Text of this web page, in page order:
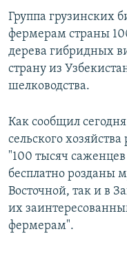
поискуАРМЕНИЯ
АЗЕРБАЙДЖАН
ПОЛИТИКА
ЭКОНОМИКА
ОБЩЕСТВО
КУЛЬТУРА
СПОРТ
МИР
РУБРИКИ
НЕКРУГЛЫЙ СТОЛ
ГОСТЬ НЕДЕЛИ
ПОЗИЦИЯ
БЛОГИ
ГОЛОСА
МУЛЬТИМЕДИА
ВИДЕО
ФОТО
АУДИО
ПОДКАСТЫ
АРХИВ
Все сайты РСЕ/РС
Группа грузинских
фермерам страны
дерева гибридных
страну из
шелководства.
Как сообщил
сельского
"100 тысяч саженцев
бесплатно розданы
Восточной, так и в
их
фермерам".